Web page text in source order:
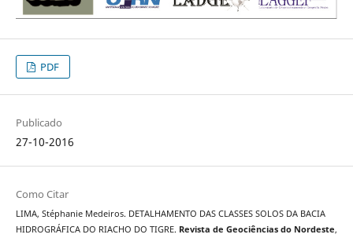
PDF
Publicado
27-10-2016
Como Citar
LIMA, Stéphanie Medeiros. DETALHAMENTO DAS CLASSES SOLOS DA BACIA
HIDROGRÁFICA DO RIACHO DO TIGRE. Revista de Geociências do Nordeste,